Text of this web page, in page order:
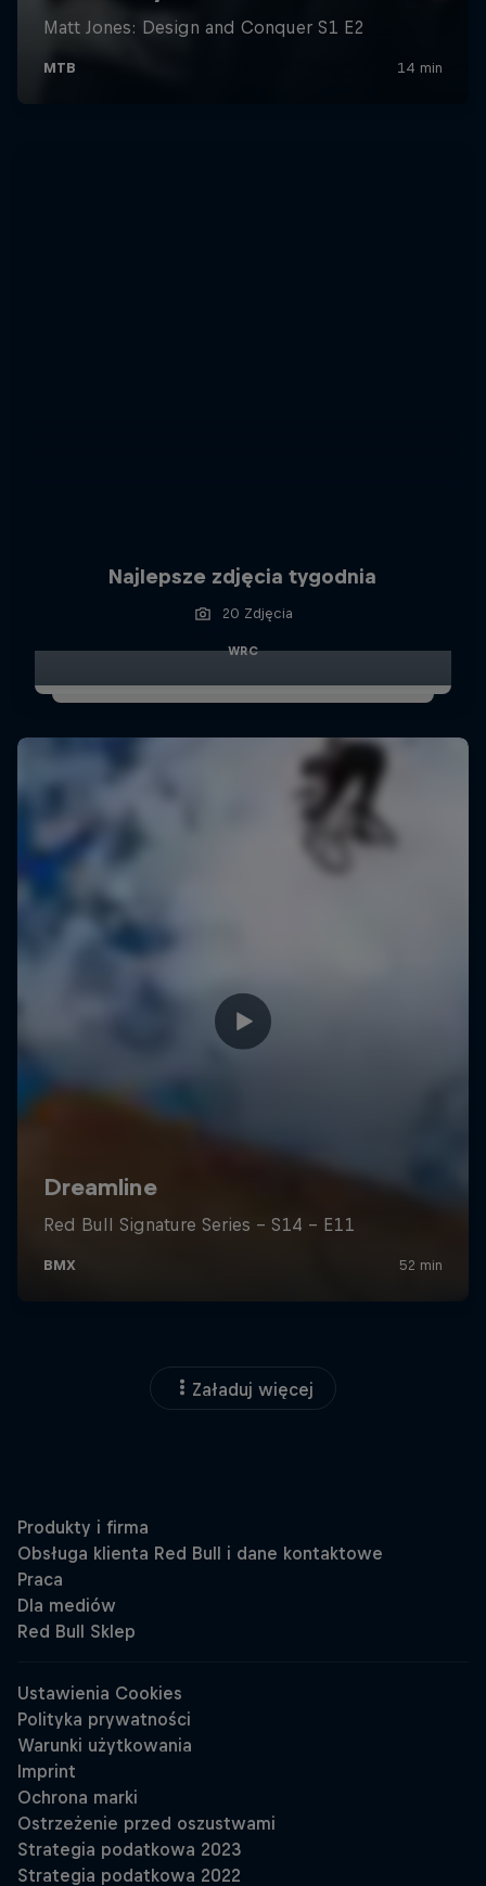
Najlepsze zdjęcia tygodnia
20 Zdjęcia
WRC
Załaduj więcej